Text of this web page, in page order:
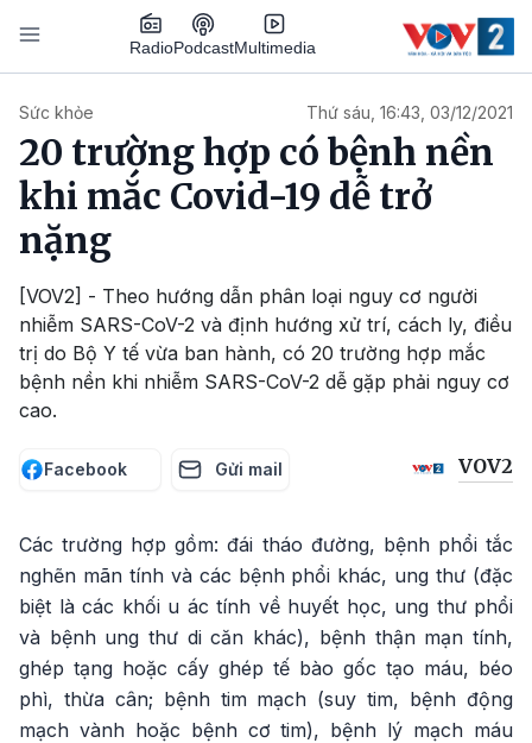
Nhảy đến nội dung
RadioPodcastMultimedia
Sức khỏe Thứ sáu, 16:43, 03/12/2021
20 trường hợp có bệnh nền
khi mắc Covid-19 dễ trở
nặng
[VOV2] - Theo hướng dẫn phân loại nguy cơ người
nhiễm SARS-CoV-2 và định hướng xử trí, cách ly, điều
trị do Bộ Y tế vừa ban hành, có 20 trường hợp mắc
bệnh nền khi nhiễm SARS-CoV-2 dễ gặp phải nguy cơ
cao.
Facebook Gửi mail VOV2
Các trường hợp gồm: đái tháo đường, bệnh phổi tắc
nghẽn mãn tính và các bệnh phổi khác, ung thư (đặc
biệt là các khối u ác tính về huyết học, ung thư phổi
và bệnh ung thư di căn khác), bệnh thận mạn tính,
ghép tạng hoặc cấy ghép tế bào gốc tạo máu, béo
phì, thừa cân; bệnh tim mạch (suy tim, bệnh động
mạch vành hoặc bệnh cơ tim), bệnh lý mạch máu